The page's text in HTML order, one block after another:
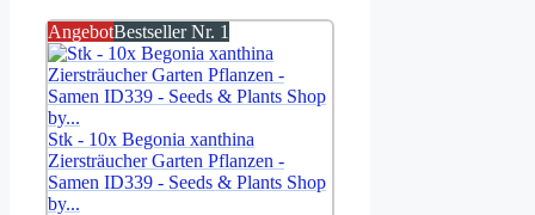
AngebotBestseller Nr. 1
Stk - 10x Begonia xanthina
Ziersträucher Garten Pflanzen -
Samen ID339 - Seeds & Plants Shop
by...